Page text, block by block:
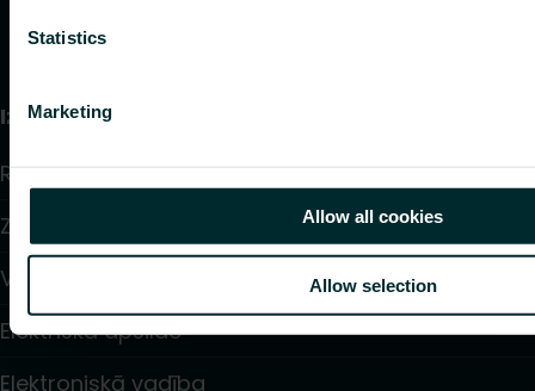
Statistics
Marketing
Allow all cookies
Allow selection
Izstrādājumi
Radiatori un dvieļu žāvētāji
Zemgrīdas apkure un dzesēšana
Ventilatoru konvektori
Elektriskā apsilde
Elektroniskā vadība